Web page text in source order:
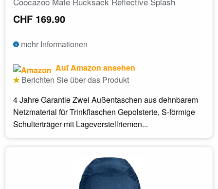
CHF 169.90
mehr Informationen
Auf Amazon ansehen
Berichten Sie über das Produkt
4 Jahre Garantie Zwei Außentaschen aus dehnbarem
Netzmaterial für Trinkflaschen Gepolsterte, S-förmige
Schulterträger mit Lageverstellriemen...